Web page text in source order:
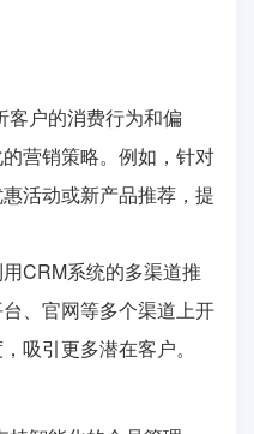
客户的消费行为和偏
营销策略。例如，针对
活动或新产品推荐，提
用CRM系统的多渠道推
、官网等多个渠道上开
吸引更多潜在客户。